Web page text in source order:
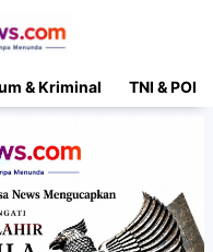
& Kriminal TNI &